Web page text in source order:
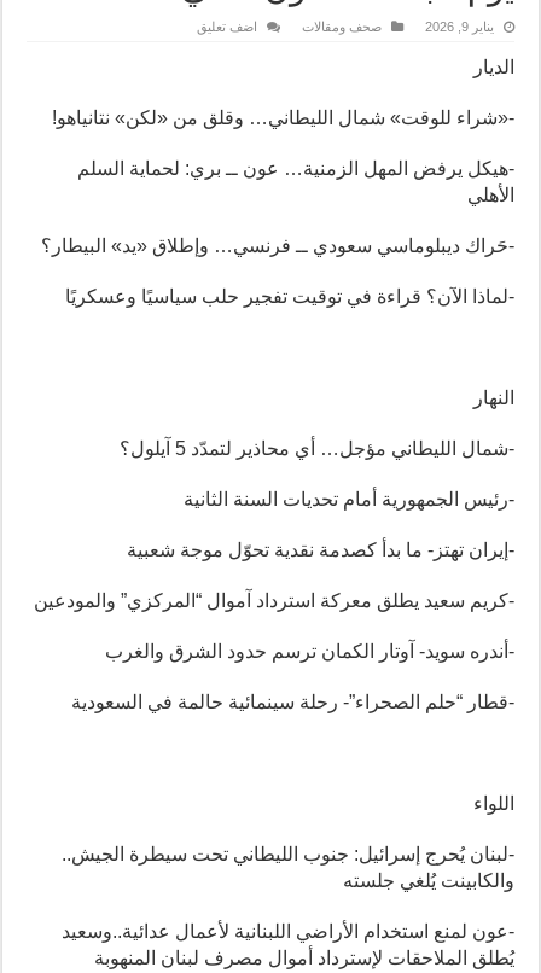
يناير 9, 2026 صحف ومقالات اضف تعليق
الديار
-«شراء للوقت» شمال الليطاني… وقلق من «لكن» نتانياهو!
-هيكل يرفض المهل الزمنية… عون ــ بري: لحماية السلم
الأهلي
-حَراك ديبلوماسي سعودي ــ فرنسي… وإطلاق «يد» البيطار؟
-لماذا الآن؟ قراءة في توقيت تفجير حلب سياسيًا وعسكريًا
النهار
-شمال الليطاني مؤجل… أي محاذير لتمدّد 5 آيلول؟
-رئيس الجمهورية أمام تحديات السنة الثانية
-إيران تهتز- ما بدأ كصدمة نقدية تحوّل موجة شعبية
-كريم سعيد يطلق معركة استرداد آموال “المركزي” والمودعين
-أندره سويد- آوتار الكمان ترسم حدود الشرق والغرب
-قطار “حلم الصحراء”- رحلة سينمائية حالمة في السعودية
اللواء
-لبنان يُحرج إسرائيل: جنوب الليطاني تحت سيطرة الجيش..
والكابينت يُلغي جلسته
-عون لمنع استخدام الأراضي اللبنانية لأعمال عدائية..وسعيد
يُطلق الملاحقات لإسترداد أموال مصرف لبنان المنهوبة